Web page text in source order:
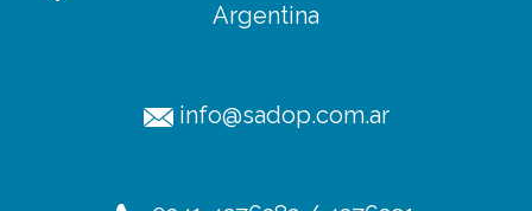
Argentina
info@sadop.com.ar